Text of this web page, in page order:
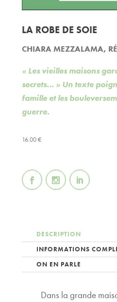
LA ROBE DE SOIE
CHIARA MEZZALAMA,
« Les vieilles maisons
secrets… » Un texte
famille et les
guerre.
16.00€
DESCRIPTION
INFORMATIONS
ON EN PARLE
Dans la grande